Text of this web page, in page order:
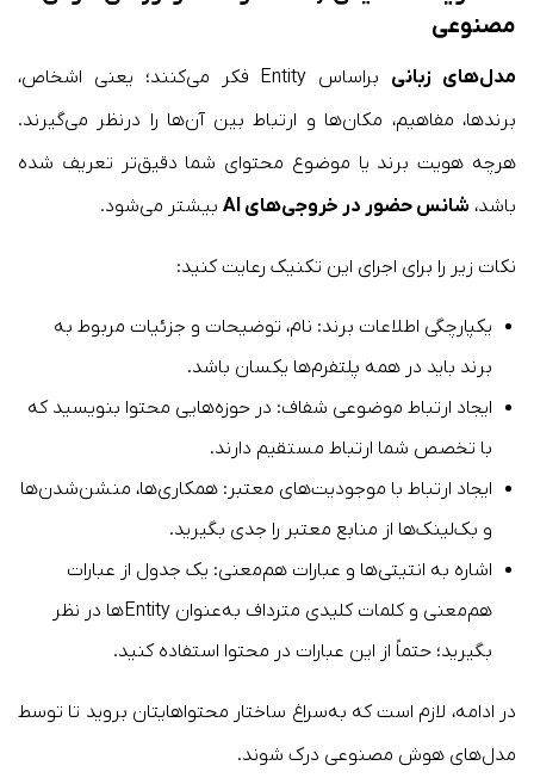
مصنوعی
مدل‌های زبانی
براساس Entity فکر می‌کنند؛ یعنی اشخاص،
برندها، مفاهیم، مکان‌ها و ارتباط بین آن‌ها را درنظر می‌گیرند.
هرچه هویت برند یا موضوع محتوای شما دقیق‌تر تعریف شده
باشد، شانس حضور در خروجی‌های AI بیشتر می‌شود.
نکات زیر را برای اجرای این تکنیک رعایت کنید:
یکپارچگی اطلاعات برند: نام، توضیحات و جزئیات مربوط به
برند باید در همه پلتفرم‌ها یکسان باشد.
ایجاد ارتباط موضوعی شفاف: در حوزه‌هایی محتوا بنویسید که
با تخصص شما ارتباط مستقیم دارند.
ایجاد ارتباط با موجودیت‌های معتبر: همکاری‌ها، منشن‌شدن‌ها
و بک‌لینک‌ها از منابع معتبر را جدی بگیرید.
اشاره به انتیتی‌ها و عبارات هم‌معنی: یک جدول از عبارات
هم‌معنی و کلمات کلیدی مترداف به‌عنوان Entityها در نظر
بگیرید؛ حتماً از این عبارات در محتوا استفاده کنید.
در ادامه، لازم است که به‌سراغ ساختار محتواهایتان بروید تا توسط
مدل‌های هوش مصنوعی درک شوند.